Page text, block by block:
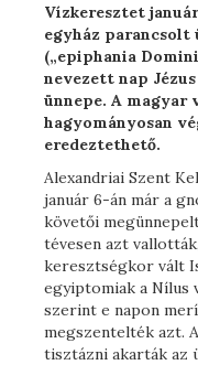
Vízkeresztet
egyház parancsolt
(„epiphania
nevezett nap
ünnepe. A magyar
hagyományosan
eredeztethető.
Alexandriai Szent
január 6-án már a
követői
tévesen azt
keresztségkor vált
egyiptomiak a Nílus
szerint e napon
megszentelték azt.
tisztázni akarták az